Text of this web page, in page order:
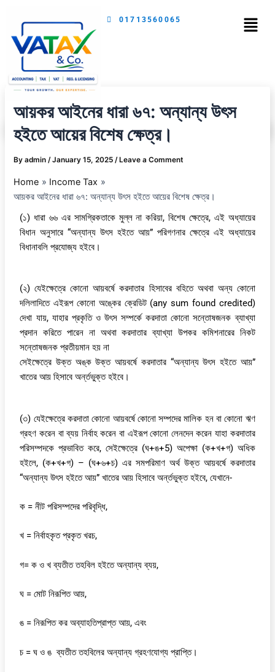
content
01713560065 Menu
আয়কর আইনের ধারা ৬৭: অন্যান্য উৎস
হইতে আয়ের বিশেষ ক্ষেত্র।
Byadmin/January 15, 2025/Leave a Comment
Home
Income Tax
আয়কর আইনের ধারা ৬৭: অন্যান্য উৎস হইতে আয়ের বিশেষ ক্ষেত্র।
(১) ধারা ৬৬ এর সামগ্রিকতাকে মুল্ল না করিয়া, বিশেষ ক্ষেত্রে, এই অধ্যায়ের
বিধান অনুসারে “অন্যান্য উৎস হইতে আয়” পরিগণনার ক্ষেত্রে এই অধ্যায়ের
বিধানাবলি প্রযোজ্য হইবে।
(২) যেইক্ষেত্রে কোনো আয়বর্ষে করদাতার হিসাবের বহিতে অথবা অন্য কোনো
দলিলাদিতে এইরূপ কোনো অঙ্কের ক্রেডিট (any sum found credited)
দেখা যায়, যাহার প্রকৃতি ও উৎস সম্পর্কে করদাতা কোনো সন্তোষজনক ব্যাখ্যা
প্রদান করিতে পারেন না অথবা করদাতার ব্যাখ্যা উপকর কমিশনারের নিকট
সন্তোষজনক প্রতীয়মান হয় না
সেইক্ষেত্রে উক্ত অঙ্ক উক্ত আয়বর্ষে করদাতার “অন্যান্য উৎস হইতে আয়”
খাতের আয় হিসাবে অর্ন্তভুক্ত হইবে।
(৩) যেইক্ষেত্রে করদাতা কোনো আয়বর্ষে কোনো সম্পদের মালিক হন বা কোনো ঋণ
গ্রহণ করেন বা ব্যয় নির্বাহ করেন বা এইরূপ কোনো লেনদেন করেন যাহা করদাতার
পরিসম্পদকে প্রভাবিত করে, সেইক্ষেত্রে (ঘ+ঙ+5) অপেক্ষা (ক+খ+গ) অধিক
হইলে, (ক+খ+গ) – (ঘ+৬+চ) এর সমপরিমাণ অর্থ উক্ত আয়বর্ষে করদাতার
“অন্যান্য উৎস হইতে আয়” খাতের আয় হিসাবে অর্ন্তভুক্ত হইবে, যেখানে-
ক = নীট পরিসম্পদের পরিবৃদ্ধি,
খ = নির্বাহকৃত প্রকৃত খরচ,
গ= ক ও খ ব্যতীত তহবিল হইতে অন্যান্য ব্যয়,
ঘ = মোট নিরূপিত আয়,
ঙ = নিরূপিত কর অব্যাহতিপ্রাপ্ত আয়, এবং
চ = ঘ ও ঙ ব্যতীত তহবিলের অন্যান্য গ্রহণযোগ্য প্রাপ্তি।